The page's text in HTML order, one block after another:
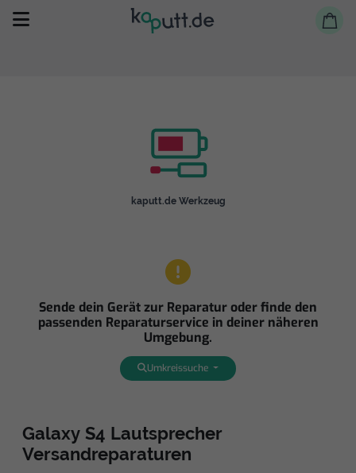
Selbst reparieren
kaputt.de Werkzeug
Sende dein Gerät zur Reparatur oder finde den
passenden Reparaturservice in deiner näheren
Umgebung.
Umkreissuche
Galaxy S4 Lautsprecher
Versandreparaturen